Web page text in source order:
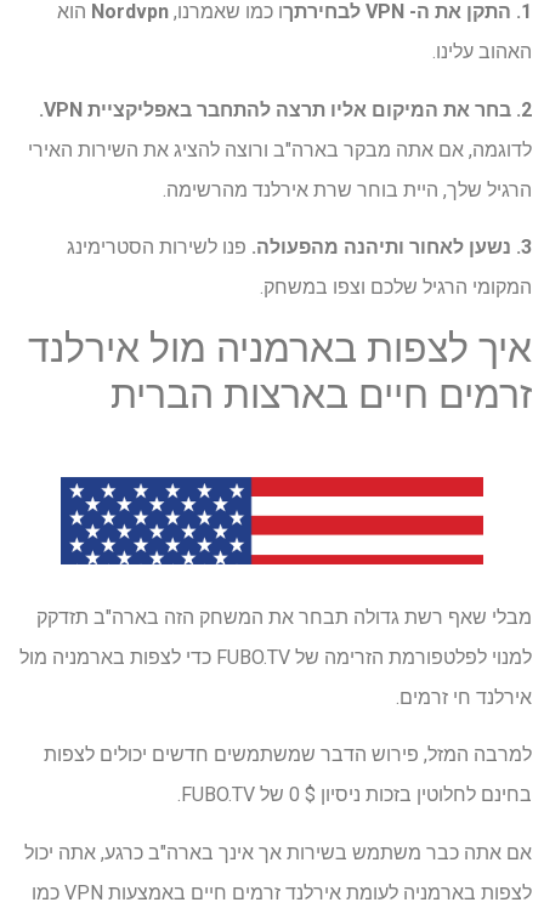
1. התקן את ה- VPN לבחירתך ו כמו שאמרנו, Nordvpn הוא
האהוב עלינו.
2. בחר את המיקום אליו תרצה להתחבר באפליקציית VPN.
לדוגמה, אם אתה מבקר בארה"ב ורוצה להציג את השירות האירי
הרגיל שלך, היית בוחר שרת אירלנד מהרשימה.
3. נשען לאחור ותיהנה מהפעולה.
פנו לשירות הסטרימינג
המקומי הרגיל שלכם וצפו במשחק.
איך לצפות בארמניה מול אירלנד
זרמים חיים בארצות הברית
מבלי שאף רשת גדולה תבחר את המשחק הזה בארה"ב תזדקק
למנוי לפלטפורמת הזרימה של FUBO.TV כדי לצפות בארמניה מול
אירלנד חי זרמים.
למרבה המזל, פירוש הדבר שמשתמשים חדשים יכולים לצפות
בחינם לחלוטין בזכות ניסיון $ 0 של FUBO.TV.
אם אתה כבר משתמש בשירות אך אינך בארה"ב כרגע, אתה יכול
לצפות בארמניה לעומת אירלנד זרמים חיים באמצעות VPN כמו